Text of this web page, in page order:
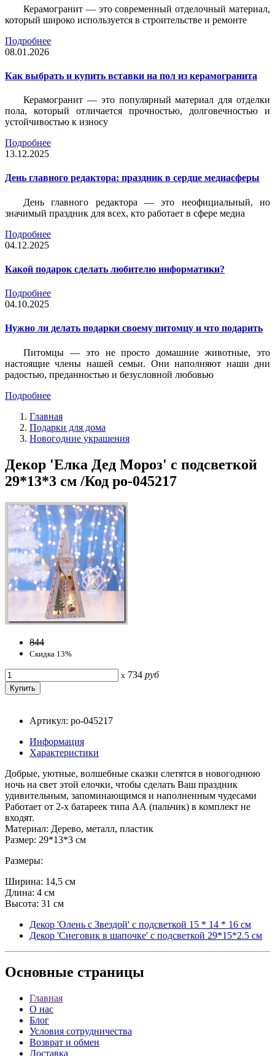
Керамогранит — это современный отделочный материал,
который широко используется в строительстве и ремонте
Подробнее
08.01.2026
Как выбрать и купить вставки на пол из керамогранита
Керамогранит — это популярный материал для отделки
пола, который отличается прочностью, долговечностью и
устойчивостью к износу
Подробнее
13.12.2025
День главного редактора: праздник в сердце медиасферы
День главного редактора — это неофициальный, но
значимый праздник для всех, кто работает в сфере медиа
Подробнее
04.12.2025
Какой подарок сделать любителю информатики?
Подробнее
04.10.2025
Нужно ли делать подарки своему питомцу и что подарить
Питомцы — это не просто домашние животные, это
настоящие члены нашей семьи. Они наполняют наши дни
радостью, преданностью и безусловной любовью
Подробнее
Главная
Подарки для дома
Новогодние украшения
Декор 'Елка Дед Мороз' с подсветкой
29*13*3 см /Код po-045217
844
Скидка 13%
x 734 руб
Артикул: po-045217
Информация
Характеристики
Добрые, уютные, волшебные сказки слетятся в новогоднюю
ночь на свет этой елочки, чтобы сделать Ваш праздник
удивительным, запоминающимся и наполненным чудесами
Работает от 2-х батареек типа АА (пальчик) в комплект не
входят.
Материал: Дерево, металл, пластик
Размер: 29*13*3 см
Размеры:
Ширина: 14,5 см
Длина: 4 см
Высота: 31 см
Декор 'Олень с Звездой' с подсветкой 15 * 14 * 16 см
Декор 'Снеговик в шапочке' с подсветкой 29*15*2.5 см
Основные страницы
Главная
О нас
Блог
Условия сотрудничества
Возврат и обмен
Доставка